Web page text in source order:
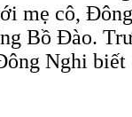
mẹ cô,
Bồ Đào.
Nghi biết